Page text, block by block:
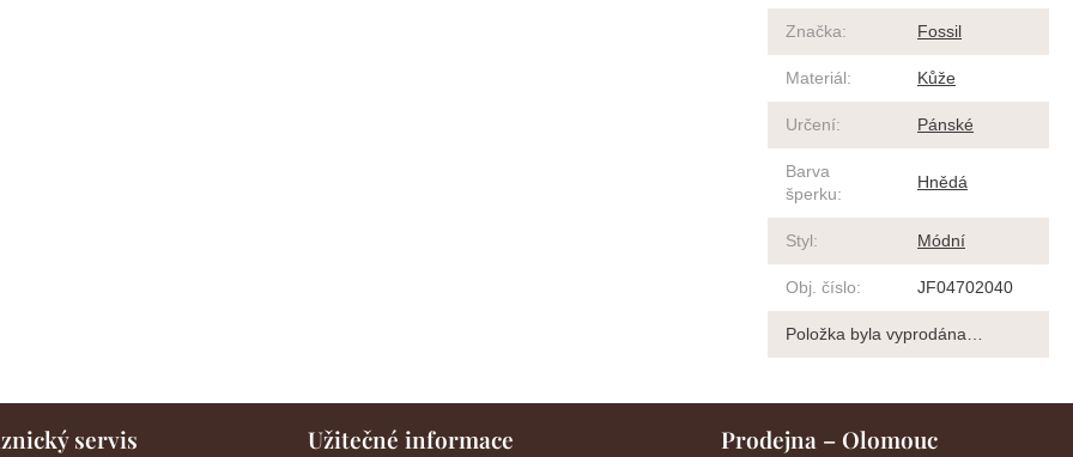
Značka: Fossil
Materiál: Kůže
Určení: Pánské
Barva
šperku:
Hnědá
Styl: Módní
Obj. číslo: JF04702040
Položka byla vyprodána…
servis Užitečné informace Prodejna – Olomouc